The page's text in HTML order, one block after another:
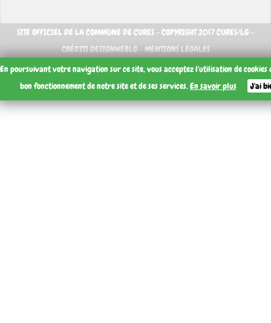
SITE OFFICIEL DE LA COMMUNE DE CURES - COPYRIGHT 2017 CURES/LG -
CRÉDITS DESIGNWEBLG -MENTIONS LÉGALES
En poursuivant votre navigation sur ce site, vous acceptez l'utilisation de
bon fonctionnement de notre site et de ses services.En savoir plus J'ai